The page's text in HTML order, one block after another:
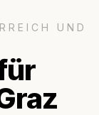
UND